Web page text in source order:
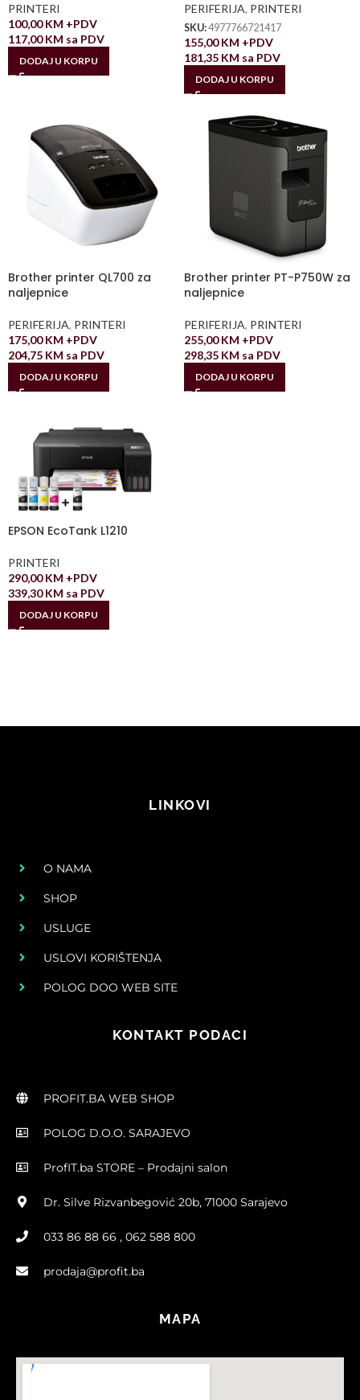
PRINTERI
100,00KM +PDV
117,00KM sa PDV
DODAJ U KORPU
PERIFERIJA, PRINTERI
SKU:4977766721417
155,00KM +PDV
181,35 KM sa PDV
DODAJ U KORPU
Brother printer QL700 za
naljepnice
PERIFERIJA, PRINTERI
175,00KM +PDV
204,75 KM sa PDV
DODAJ U KORPU
Brother printer PT-P750W za
naljepnice
PERIFERIJA, PRINTERI
255,00KM +PDV
298,35 KM sa PDV
DODAJ U KORPU
EPSON EcoTank L1210
PRINTERI
290,00KM +PDV
339,30KM sa PDV
DODAJ U KORPU
LINKOVI
O NAMA
SHOP
USLUGE
USLOVI KORIŠTENJA
POLOG DOO WEB SITE
KONTAKT PODACI
PROFIT.BA WEB SHOP
POLOG D.O.O. SARAJEVO
ProfIT.ba STORE – Prodajni salon
Dr. Silve Rizvanbegović 20b, 71000 Sarajevo
033 86 88 66 , 062 588 800
prodaja@profit.ba
MAPA